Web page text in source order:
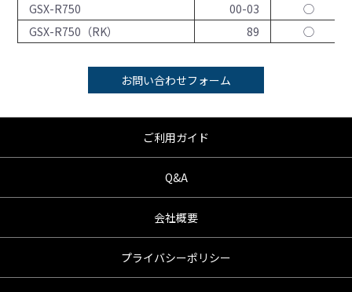
GSX-R750
00-03
◯
GSX-R750（RK）
89 ◯
お問い合わせフォーム
ご利用ガイド
Q&A
会社概要
プライバシーポリシー